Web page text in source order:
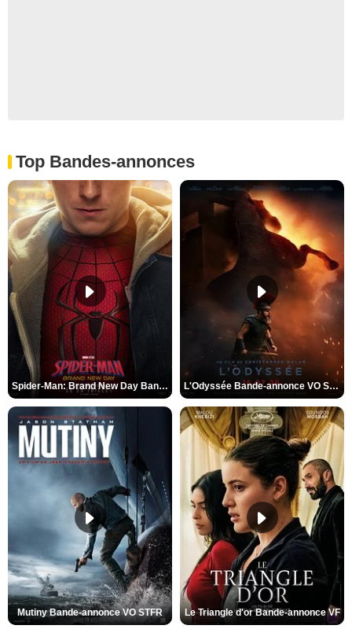
Top Bandes-annonces
Spider-Man: Brand New Day Bande-annonce VO STFR L'Odyssée Bande-annonce VO STFR
Mutiny Bande-annonce VO STFR Le Triangle d'or Bande-annonce VF